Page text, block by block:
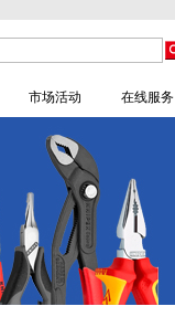
市场活动 在线服务